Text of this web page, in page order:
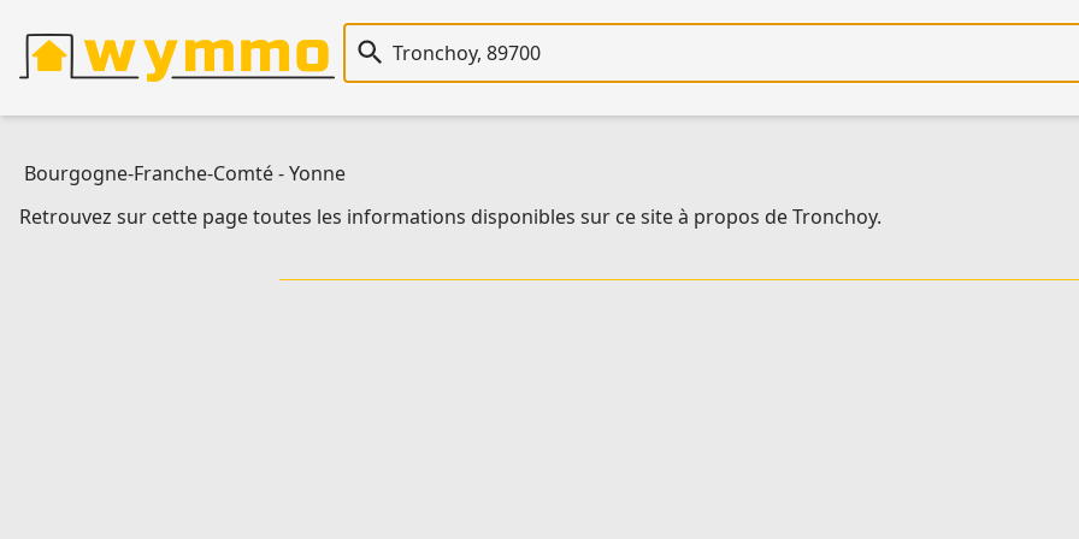
Recherche immobilière
Bourgogne-Franche-Comté-Yonne
Retrouvez sur cette page toutes les informations disponibles sur ce site à propos de Tronchoy.